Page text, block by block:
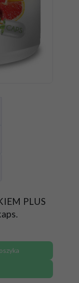
PLUS